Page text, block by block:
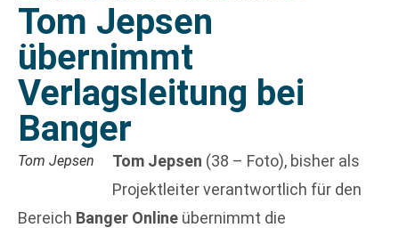
Tom Jepsen
übernimmt
Verlagsleitung bei
Banger
Tom Jepsen Tom Jepsen (38 – Foto), bisher als
Projektleiter verantwortlich für den
Bereich Banger Online übernimmt die